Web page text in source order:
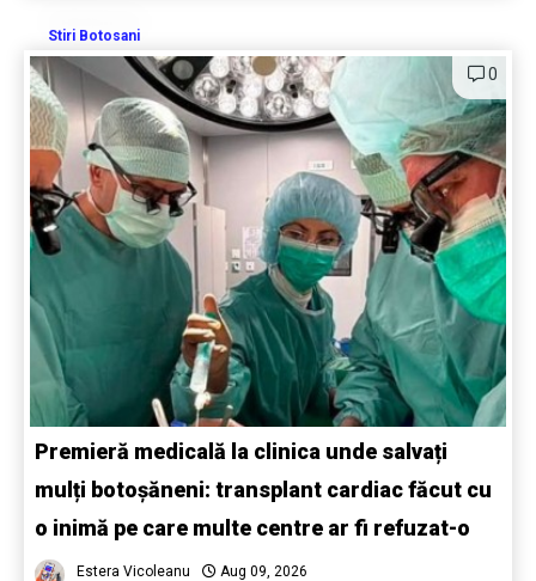
Stiri Botosani
0
Premieră medicală la clinica unde salvați
mulți botoșăneni: transplant cardiac făcut cu
o inimă pe care multe centre ar fi refuzat-o
Estera Vicoleanu Aug 09, 2026